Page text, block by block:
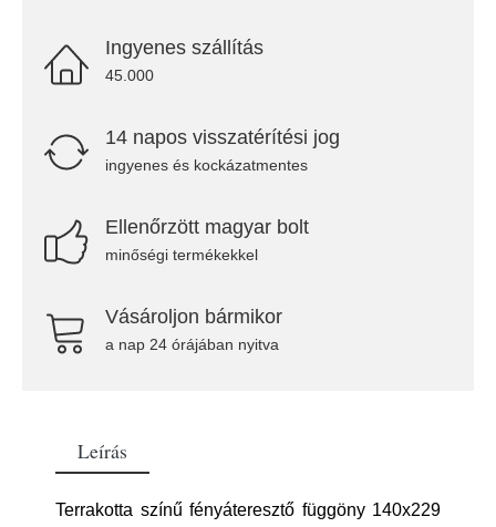
Ingyenes szállítás
45.000
14 napos visszatérítési jog
ingyenes és kockázatmentes
Ellenőrzött magyar bolt
minőségi termékekkel
Vásároljon bármikor
a nap 24 órájában nyitva
Leírás
Terrakotta színű fényáteresztő függöny 140x229